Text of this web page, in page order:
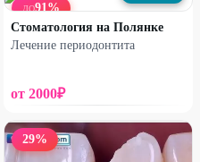
ДО91%
Стоматология на Полянке
Лечение периодонтита
от 2000₽
29%